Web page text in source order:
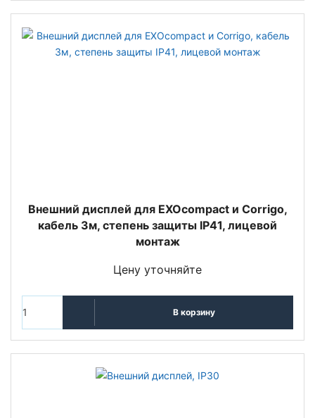
Внешний дисплей для EXOcompact и Corrigo,
кабель 3м, степень защиты IP41, лицевой
монтаж
Цену уточняйте
В корзину